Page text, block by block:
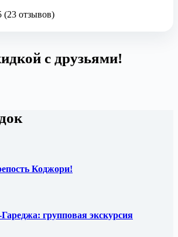
(23 отзывов)
с друзьями!
Коджори!
групповая экскурсия